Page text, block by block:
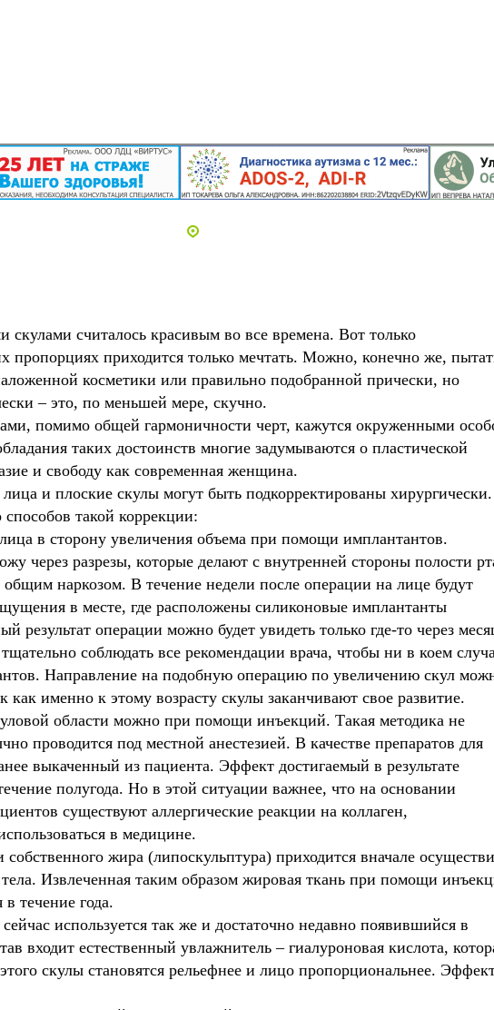
считалось красивым во все времена. Вот только
пропорциях приходится только мечтать. Можно, конечно же,
косметики или правильно подобранной прически, но
– это, по меньшей мере, скучно.
помимо общей гармоничности черт, кажутся окруженными
таких достоинств многие задумываются о пластической
и свободу как современная женщина.
и плоские скулы могут быть подкорректированы хирургически.
такой коррекции:
в сторону увеличения объема при помощи имплантантов.
через разрезы, которые делают с внутренней стороны полости
наркозом. В течение недели после операции на лице будут
в месте, где расположены силиконовые имплантанты
результат операции можно будет увидеть только где-то через
соблюдать все рекомендации врача, чтобы ни в коем
Направление на подобную операцию по увеличению скул
как именно к этому возрасту скулы заканчивают свое развитие.
области можно при помощи инъекций. Такая методика не
проводится под местной анестезией. В качестве препаратов для
выкаченный из пациента. Эффект достигаемый в результате
полугода. Но в этой ситуации важнее, что на основании
существуют аллергические реакции на коллаген,
в медицине.
жира (липоскульптура) приходится вначале
Извлеченная таким образом жировая ткань при помощи
течение года.
используется так же и достаточно недавно появившийся в
входит естественный увлажнитель – гиалуроновая кислота,
скулы становятся рельефнее и лицо пропорциональнее.